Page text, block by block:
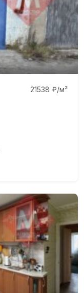
21538 ₽/м²